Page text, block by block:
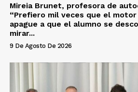
Mireia Brunet, profesora de
“Prefiero mil veces que el
apague a que el alumno se
mirar...
9 De Agosto De 2026